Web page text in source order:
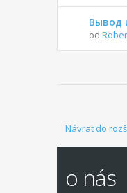
Вывод
od
Návrat do
o nás